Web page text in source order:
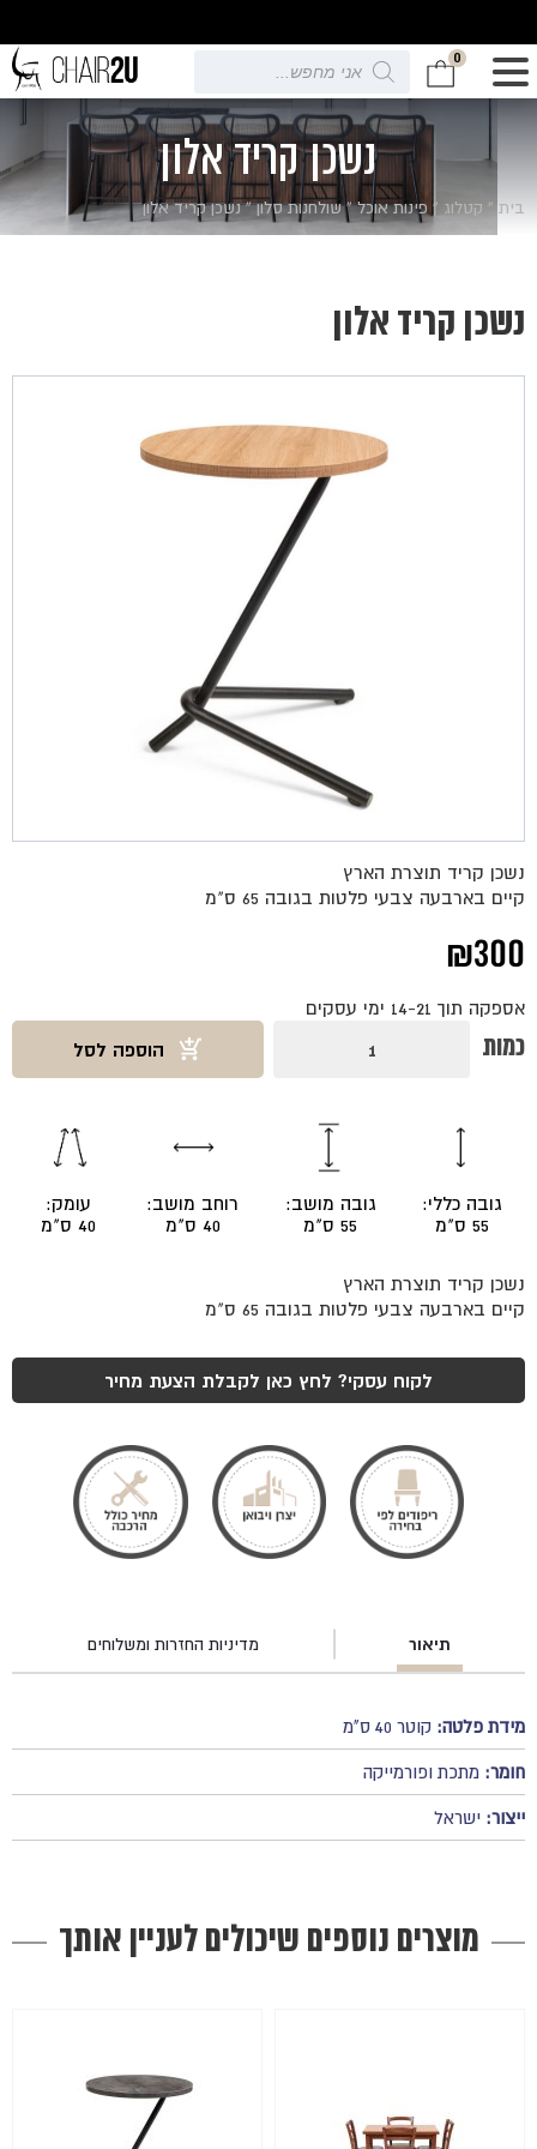
0
Products
search
נשכן קריד אלון
בית » קטלוג » פינות אוכל»שולחנות סלון»נשכן קריד אלון
נשכן קריד תוצרת הארץ
קיים בארבעה צבעי פלטות בגובה 65 ס"מ
₪300
אספקה תוך 14-21 ימי עסקים
כמות הוספה לסל
גובה כללי:
55 ס"מ
גובה מושב:
55 ס"מ
רוחב מושב:
40 ס"מ
עומק:
40 ס"מ
נשכן קריד תוצרת הארץ
קיים בארבעה צבעי פלטות בגובה 65 ס"מ
לקוח עסקי? לחץ כאן לקבלת הצעת מחיר
תיאור מדיניות החזרות ומשלוחים
מידת פלטה: קוטר 40 ס"מ
חומר: מתכת ופורמייקה
ייצור: ישראל
נשכן קריד אלון
מוצרים נוספים שיכולים לעניין אותך